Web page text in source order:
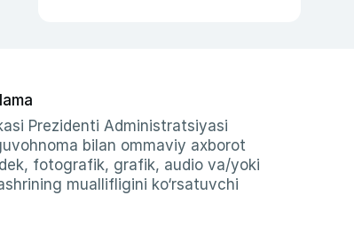
Prezidenti Administratsiyasi
bilan ommaviy axborot
fotografik, grafik, audio va/yoki
muallifligini ko‘rsatuvchi